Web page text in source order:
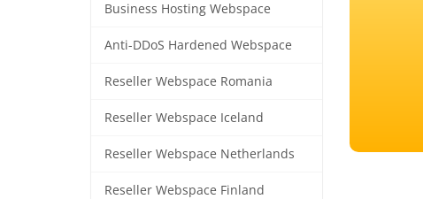
Business Hosting Webspace
Anti-DDoS Hardened Webspace
Reseller Webspace Romania
Reseller Webspace Iceland
Reseller Webspace Netherlands
Reseller Webspace Finland